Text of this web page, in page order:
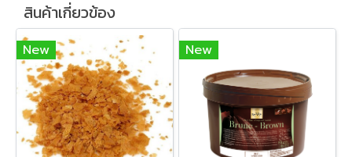
สินค้าเกี่ยวข้อง
New New